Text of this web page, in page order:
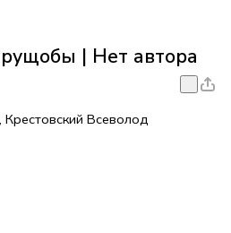
| Нет автора
Всеволод